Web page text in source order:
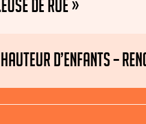
DE RUE »
D’ENFANTS –